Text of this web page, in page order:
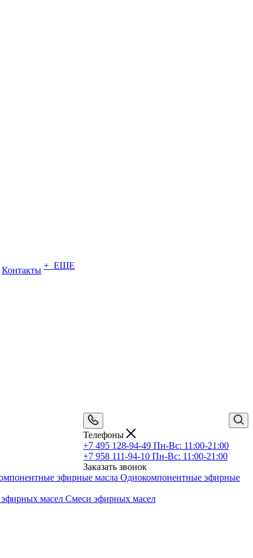
Контакты + ЕЩЕ
Телефоны
+7 495 128-94-49 Пн-Вс: 11:00-21:00
+7 958 111-94-10 Пн-Вс: 11:00-21:00
Заказать звонок
Однокомпонентные эфирные
Смеси эфирных масел